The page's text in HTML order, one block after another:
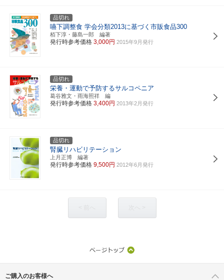
品切れ
嚥下調整食 学会分類2013に基づく市販食品300
栢下淳・藤島一郎 編著
発行時参考価格 3,000円 2015年9月発行
品切れ
栄養・運動で予防するサルコペニア
葛谷雅文・雨海照祥 編
発行時参考価格 3,400円 2013年2月発行
品切れ
腎臓リハビリテーション
上月正博 編著
発行時参考価格 9,500円 2012年6月発行
ご購入のお客様へ